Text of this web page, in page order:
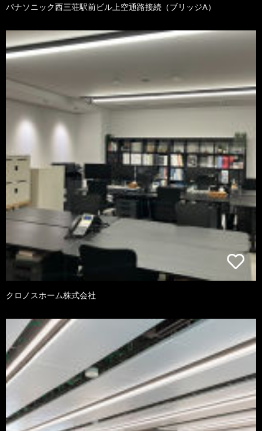
パナソニック西三荘駅前ビル上空通路接続（ブリッジA）
クロノスホーム株式会社